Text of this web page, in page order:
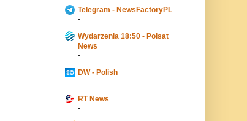
Telegram - NewsFactoryPL
-
Wydarzenia 18:50 - Polsat
News
-
DW - Polish
-
RT News
-